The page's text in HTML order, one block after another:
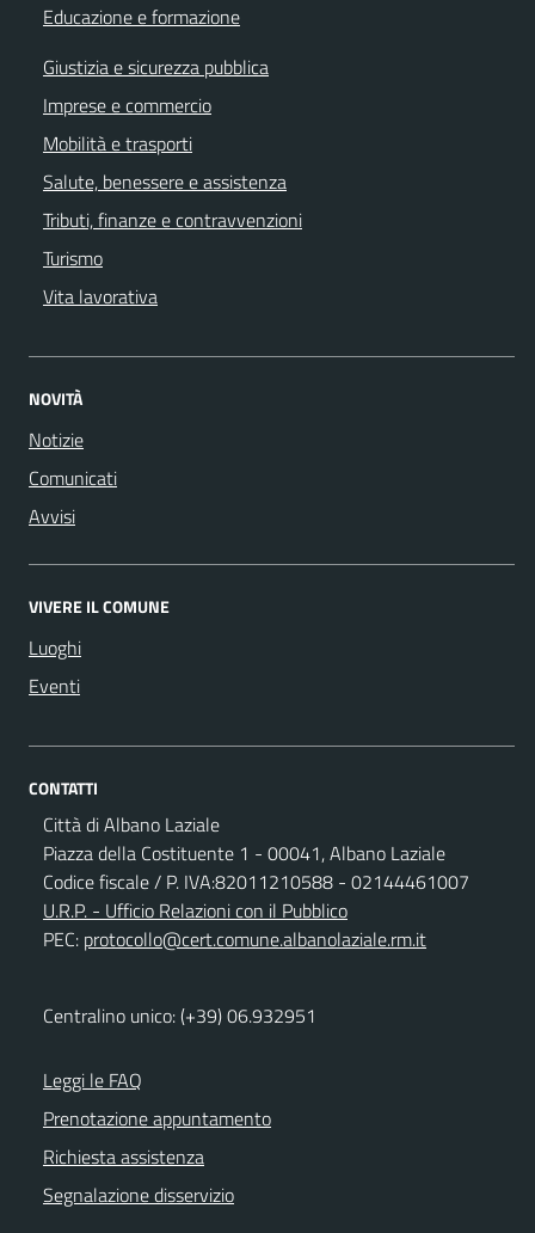
Educazione e formazione
Giustizia e sicurezza pubblica
Imprese e commercio
Mobilità e trasporti
Salute, benessere e assistenza
Tributi, finanze e contravvenzioni
Turismo
Vita lavorativa
NOVITÀ
Notizie
Comunicati
Avvisi
VIVERE IL COMUNE
Luoghi
Eventi
CONTATTI
Città di Albano Laziale
Piazza della Costituente 1 - 00041, Albano Laziale
Codice fiscale / P. IVA:82011210588 - 02144461007
U.R.P. - Ufficio Relazioni con il Pubblico
PEC: protocollo@cert.comune.albanolaziale.rm.it
Centralino unico: (+39) 06.932951
Leggi le FAQ
Prenotazione appuntamento
Richiesta assistenza
Segnalazione disservizio